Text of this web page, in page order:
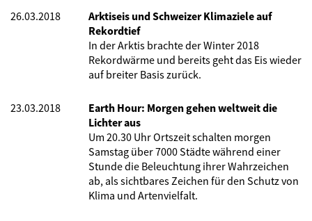
26.03.2018
Arktiseis und Schweizer Klimaziele auf
Rekordtief
In der Arktis brachte der Winter 2018
Rekordwärme und bereits geht das Eis wieder
auf breiter Basis zurück.
23.03.2018
Earth Hour: Morgen gehen weltweit die
Lichter aus
Um 20.30 Uhr Ortszeit schalten morgen
Samstag über 7000 Städte während einer
Stunde die Beleuchtung ihrer Wahrzeichen
ab, als sichtbares Zeichen für den Schutz von
Klima und Artenvielfalt.